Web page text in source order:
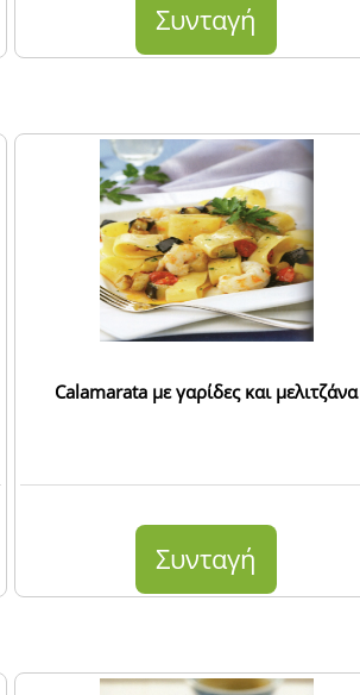
Συνταγή
Calamarata με γαρίδες και μελιτζάνα
Συνταγή